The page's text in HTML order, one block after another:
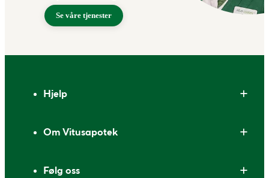
Se våre tjenester
Hjelp
Om Vitusapotek
Følg oss